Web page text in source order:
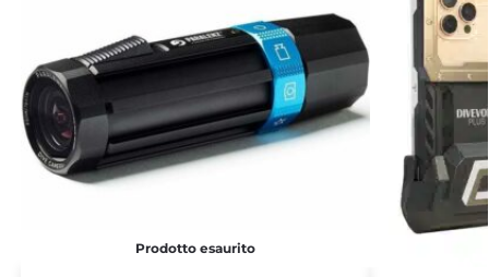
Prodotto esaurito